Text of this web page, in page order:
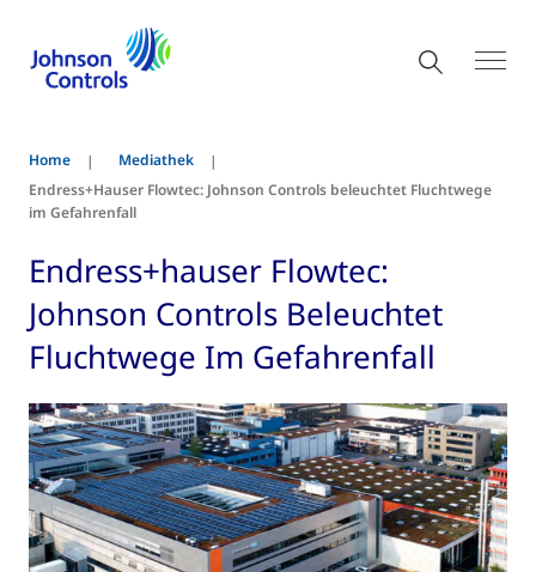
Home
Mediathek
Endress+Hauser Flowtec: Johnson Controls beleuchtet Fluchtwege
im Gefahrenfall
Endress+hauser Flowtec:
Johnson Controls Beleuchtet
Fluchtwege Im Gefahrenfall